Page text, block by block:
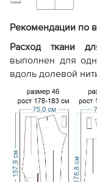
Сборка PDF-
файла
Фото изделия
Рекомендации по
Расход ткани
выполнен для
вдоль долевой